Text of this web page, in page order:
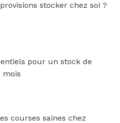
stocker chez soi ?
pour un stock de
mois
courses saines chez